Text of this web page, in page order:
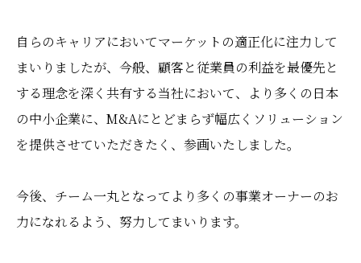
自らのキャリアにおいてマーケットの適正化に注力して
まいりましたが、今般、顧客と従業員の利益を最優先と
する理念を深く共有する当社において、より多くの日本
の中小企業に、M&Aにとどまらず幅広くソリューション
を提供させていただきたく、参画いたしました。
今後、チーム一丸となってより多くの事業オーナーのお
力になれるよう、努力してまいります。